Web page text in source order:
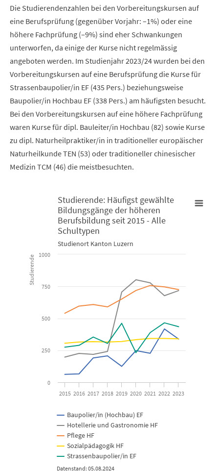
Die Studierendenzahlen bei den Vorbereitungskursen auf
eine Berufsprüfung (gegenüber Vorjahr: –1%) oder eine
höhere Fachprüfung (–9%) sind eher Schwankungen
unterworfen, da einige der Kurse nicht regelmässig
angeboten werden. Im Studienjahr 2023/24 wurden bei den
Vorbereitungskursen auf eine Berufsprüfung die Kurse für
Strassenbaupolier/in EF (435 Pers.) beziehungsweise
Baupolier/in Hochbau EF (338 Pers.) am häufigsten besucht.
Bei den Vorbereitungskursen auf eine höhere Fachprüfung
waren Kurse für dipl. Bauleiter/in Hochbau (82) sowie Kurse
zu dipl. Naturheilpraktiker/in in traditioneller europäischer
Naturheilkunde TEN (53) oder traditioneller chinesischer
Medizin TCM (46) die meistbesuchten.
Studierende: Häufigst gewählte Bildungsgänge der höheren
Line chart with 5 lines.
Studienort Kanton Luzern
View as data table, Studierende: Häufigst gewählte
The chart has 1 X axis displaying categories.
The chart has 1 Y axis displaying Studierende. Data ranges from
Datenstand: 05.08.2024
Studierende
Studierende: Häufigst gewählte
Bildungsgänge der höheren
Berufsbildung seit 2015 - Alle
Schultypen
Studienort Kanton Luzern
Baupolier/in (Hochbau) EF
Hotellerie und Gastronomie HF
Pflege HF
Sozialpädagogik HF
Strassenbaupolier/in EF
2015 2016 2017 2018 2019 2020 2021 2022 2023
0
250
500
750
1000